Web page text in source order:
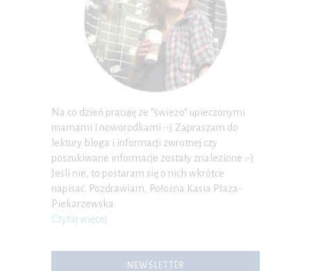
Na co dzień pracuję ze "świeżo" upieczonymi
mamami i noworodkami :-) Zapraszam do
lektury bloga i informacji zwrotnej czy
poszukiwane informacje zostały znalezione :-)
Jeśli nie, to postaram się o nich wkrótce
napisać. Pozdrawiam, Położna Kasia Płaza-
Piekarzewska
Czytaj więcej
NEWSLETTER